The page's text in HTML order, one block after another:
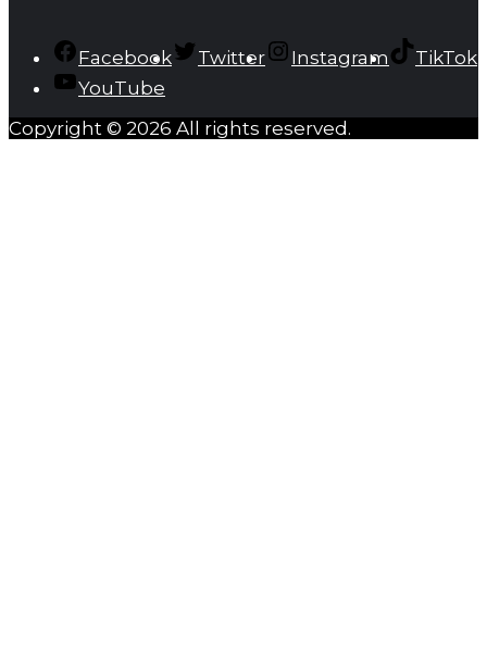
Facebook Twitter Instagram
TikTok
YouTube
Copyright © 2026 All rights reserved.